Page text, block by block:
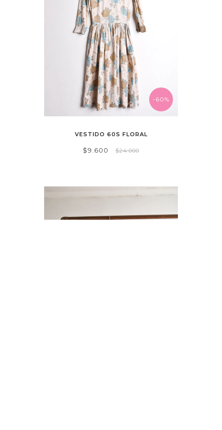
-60%
VESTIDO 60S FLORAL
$9.600 $24.000